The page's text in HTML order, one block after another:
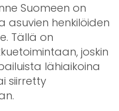
Suomeen on
asuvien henkilöiden
Tällä on
joskin
lähiaikoina
siirretty